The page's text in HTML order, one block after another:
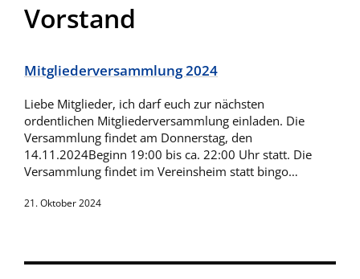
Vorstand
Mitgliederversammlung 2024
Liebe Mitglieder, ich darf euch zur nächsten
ordentlichen Mitgliederversammlung einladen. Die
Versammlung findet am Donnerstag, den
14.11.2024Beginn 19:00 bis ca. 22:00 Uhr statt. Die
Versammlung findet im Vereinsheim statt bingo…
21. Oktober 2024